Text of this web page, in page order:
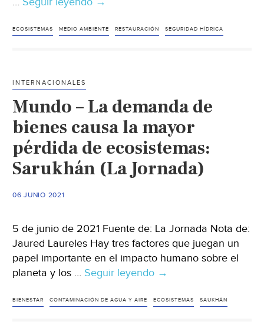
ecosistemas
(El
de
México)
ECOSISTEMAS MEDIO AMBIENTE RESTAURACIÓN SEGURIDAD HÍDRICA
INTERNACIONALES
Mundo – La demanda de
bienes causa la mayor
pérdida de ecosistemas:
Sarukhán (La Jornada)
06 JUNIO 2021
5 de junio de 2021 Fuente de: La Jornada Nota de:
Jaured Laureles Hay tres factores que juegan un
papel importante en el impacto humano sobre el
planeta y los … Seguir leyendo Mundo
La
→
BIENESTAR CONTAMINACIÓN DE AGUA Y AIRE ECOSISTEMAS SAUKHÁN